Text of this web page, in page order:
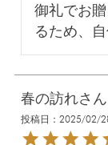
御礼でお
るため、
春の訪れ
投稿日
2025/02/